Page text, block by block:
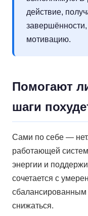
действие,
мотивацию.
Помогают
шаги
Сами по себе —
работающей
энергии и
сочетается с
сбалансированным
снижаться.